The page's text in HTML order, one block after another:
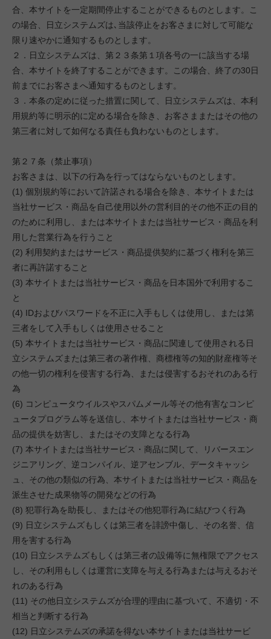
合、本サイトを一定期間停止することができるものとします。こ
の場合、日立システムズは､当該停止をお客さまに対して可能な
限り速やかに通知するものとします。
２．日立システムズは、第２３条第１項各号の一に該当する場
合、本サイトを終了することができます。この場合、終了の30日
前までにお客さまへ通知するものとします。
３．本条の定めに従った措置に関して、日立システムズは、本利
用規約等に明示的に定める場合を除き、お客さままたはその他の
第三者に対して如何なる責任も負わないものとします。
第２７条（禁止事項）
お客さまは、以下の行為を行ってはならないものとします。
(1) 個別規約等において許諾される場合を除き、本サイトまたは
当社サービス・商品を自己使用以外の営利目的その他不正の目的
のために利用し、または本サイトまたは当社サービス・商品を利
用した営業行為を行うこと
(2) 利用契約またはサービス・商品提供契約に基づく権利を第三
者に再許諾すること
(3) 本サイトまたは当社サービス・商品を日本国外で利用するこ
と
(4) IDおよびパスワードを不正に入手もしくは使用し、または第
三者をして入手もしくは使用させること
(5) 本サイトまたは当社サービス・商品に関連して使用される日
立システムズまたは第三者の著作権、商標権等の知的財産権等そ
の他一切の権利を侵害する行為、または侵害するおそれのある行
為
(6) コンピュータウイルスやスパムメール等その他有害なコンピ
ュータプログラム等を送信し、本サイトまたは当社サービス・商
品の提供を妨害し、またはその支障となる行為
(7) 本サイトまたは当社サービス・商品に関して、リバースエン
ジニアリング、逆コンパイル、逆アセンブル、データキャッシ
ュ、その他の類似の行為、本サイトまたは当社サービス・商品を
派生させた成果物等の開発などの行為
(8) 犯罪行為を助長し、またはその他犯罪行為に結びつく行為
(9) 日立システムズもしくは第三者を誹謗中傷し、その名誉、信
用を害する行為
(10) 日立システムズもしくは第三者の設備等に無権限でアクセス
し、その利用もしくは運営に支障を与える行為または与えるおそ
れのある行為
(11) その他日立システムズが合理的理由に基づいて、不適切・不
相当と判断する行為
(12) 日立システムズの承諾を得ない本サイトまたは当社サービ